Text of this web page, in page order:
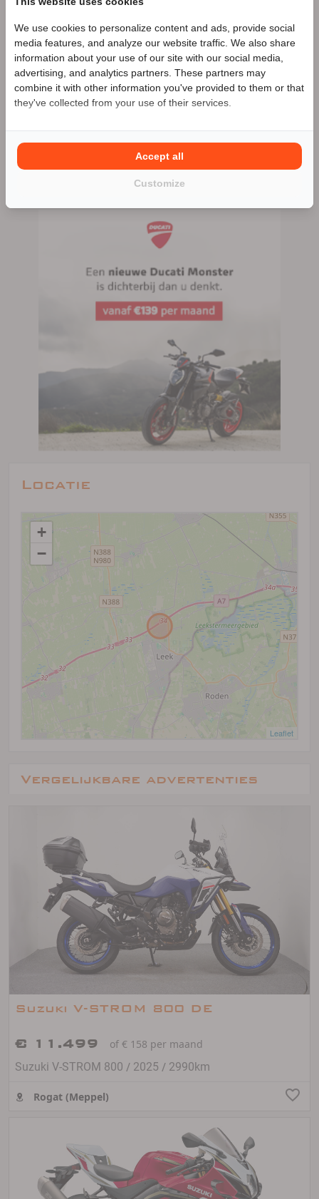
Motoport Leek Zakelijke aanbieder
Meer advertenties
147 advertenties (147 actief)
Locatie
+
−
Leaflet
Vergelijkbare advertenties
Suzuki V-STROM 800 DE
€ 11.499
of € 158 per maand
Suzuki V-STROM 800 / 2025 / 2990km
Rogat (Meppel)
Speciale Motor2go prijs
Benieuwd naar de speciale Motor2go prijs? Bel
0594-511349
We use cookies to personalize content and ads, provide social
media features, and analyze our website traffic. We also share
information about your use of our site with our social media,
advertising, and analytics partners. These partners may
combine it with other information you've provided to them or that
they've collected from your use of their services.
Customize
Accept all